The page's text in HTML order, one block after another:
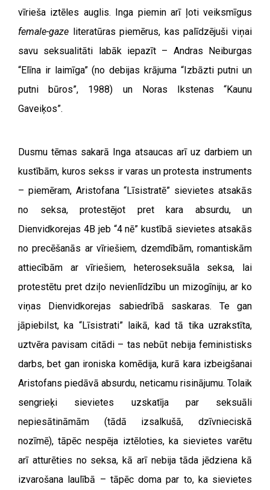
vīrieša iztēles auglis. Inga piemin arī ļoti veiksmīgus
female-gaze literatūras piemērus, kas palīdzējuši viņai
savu seksualitāti labāk iepazīt – Andras Neiburgas
“Elīna ir laimīga” (no debijas krājuma “Izbāzti putni un
putni būros”, 1988) un Noras Ikstenas “Kaunu
Gaveiķos”.
Dusmu tēmas sakarā Inga atsaucas arī uz darbiem un
kustībām, kuros sekss ir varas un protesta instruments
– piemēram, Aristofana “Līsistratē” sievietes atsakās
no seksa, protestējot pret kara absurdu, un
Dienvidkorejas 4B jeb “4 nē” kustībā sievietes atsakās
no precēšanās ar vīriešiem, dzemdībām, romantiskām
attiecībām ar vīriešiem, heteroseksuāla seksa, lai
protestētu pret dziļo nevienlīdzību un mizogīniju, ar ko
viņas Dienvidkorejas sabiedrībā saskaras. Te gan
jāpiebilst, ka “Līsistrati” laikā, kad tā tika uzrakstīta,
uztvēra pavisam citādi – tas nebūt nebija feministisks
darbs, bet gan ironiska komēdija, kurā kara izbeigšanai
Aristofans piedāvā absurdu, neticamu risinājumu. Tolaik
sengrieķi sievietes uzskatīja par seksuāli
nepiesātināmām (tādā izsalkušā, dzīvnieciskā
nozīmē), tāpēc nespēja iztēloties, ka sievietes varētu
arī atturēties no seksa, kā arī nebija tāda jēdziena kā
izvarošana laulībā – tāpēc doma par to, ka sievietes